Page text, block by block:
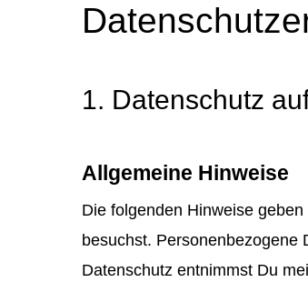
1. Datenschutz
Allgemeine Hinweise
Die folgenden Hinweise
besuchst. Personenbezogene
Datenschutz entnimmst Du